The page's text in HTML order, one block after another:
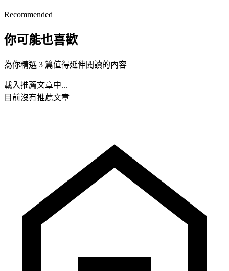
Recommended
你可能也喜歡
為你精選 3 篇值得延伸閱讀的內容
載入推薦文章中...
目前沒有推薦文章